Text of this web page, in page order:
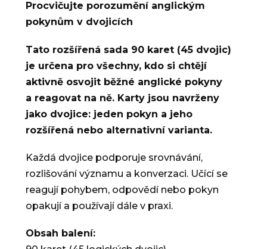
Procvičujte porozumění anglickým
pokynům v dvojicích
Tato rozšířená sada 90 karet (45 dvojic)
je určena pro všechny, kdo si chtějí
aktivně osvojit běžné anglické pokyny
a reagovat na ně. Karty jsou navrženy
jako dvojice: jeden pokyn a jeho
rozšířená nebo alternativní varianta.
Každá dvojice podporuje srovnávání,
rozlišování významu a konverzaci. Učící se
reagují pohybem, odpovědí nebo pokyn
opakují a používají dále v praxi.
Obsah balení: